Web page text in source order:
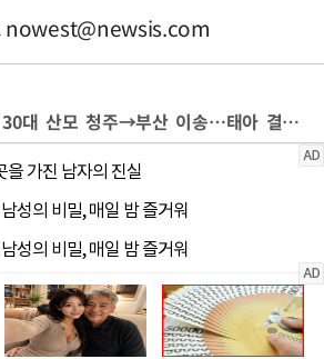
nowest@newsis.com
또 '분만실 뺑뺑이' 30대 산모 청주→부산 이송…태아 결국 숨져